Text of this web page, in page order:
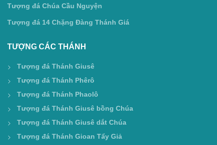
Tượng đá Chúa Cầu Nguyện
Tượng đá 14 Chặng Đàng Thánh Giá
TƯỢNG CÁC THÁNH
Tượng đá Thánh Giusê
Tượng đá Thánh Phêrô
Tượng đá Thánh Phaolô
Tượng đá Thánh Giusê bồng Chúa
Tượng đá Thánh Giusê dắt Chúa
Tượng đá Thánh Gioan Tẩy Giả